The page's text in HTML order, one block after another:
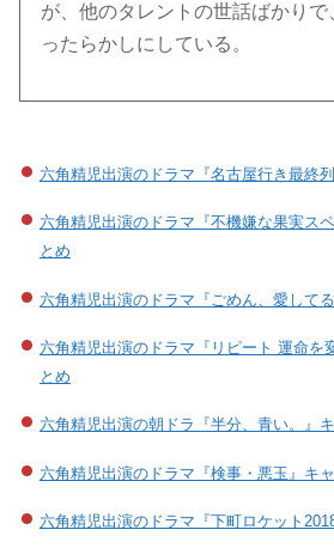
が、他のタレントの世話ばかり
ったらかしにしている。
六角精児出演のドラマ『名古屋行き最終
六角精児出演のドラマ『不機嫌な果実ス
とめ
六角精児出演のドラマ『ごめん、愛して
六角精児出演のドラマ『リピート 運命を
とめ
六角精児出演の朝ドラ『半分、青い。』
六角精児出演のドラマ『検事・悪玉』キ
六角精児出演のドラマ『下町ロケット